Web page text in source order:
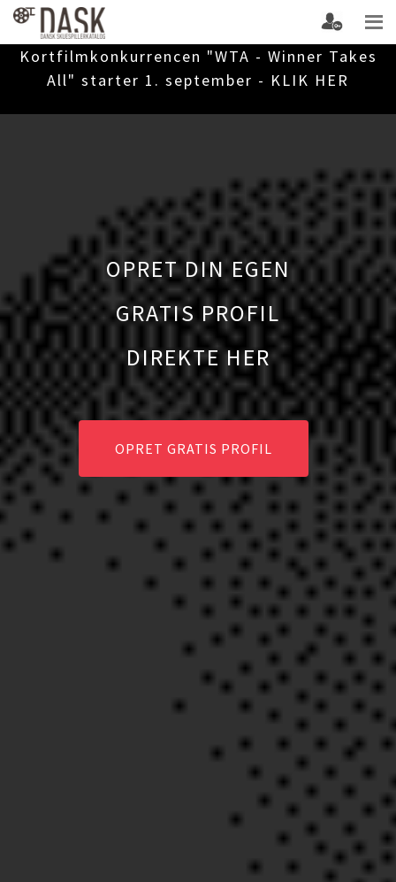
Kortfilmkonkurrencen "WTA - Winner Takes
All" starter 1. september - KLIK HER
OPRET DIN EGEN
GRATIS PROFIL
DIREKTE HER
OPRET GRATIS PROFIL